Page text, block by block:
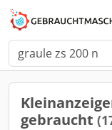
gebraucht